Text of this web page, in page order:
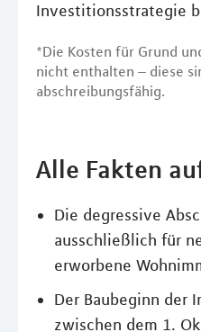
Investitionsstrategie
*Die Kosten für Grund
nicht enthalten – diese
abschreibungsfähig.
Alle Fakten
Die degressive
ausschließlich für
erworbene
Der Baubeginn der
zwischen dem 1.